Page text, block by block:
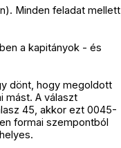
Minden feladat mellett
a kapitányok - és
dönt, hogy megoldott
mást. A választ
45, akkor ezt 0045-
formai szempontból